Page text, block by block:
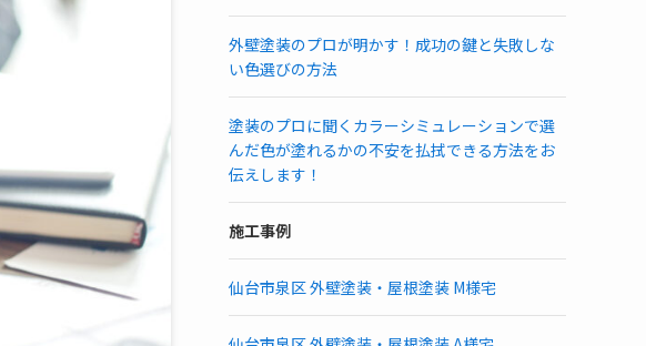
外壁塗装のプロが明かす！成功の鍵と失敗しな
い色選びの方法
塗装のプロに聞くカラーシミュレーションで選
んだ色が塗れるかの不安を払拭できる方法をお
伝えします！
施工事例
仙台市泉区 外壁塗装・屋根塗装 M様宅